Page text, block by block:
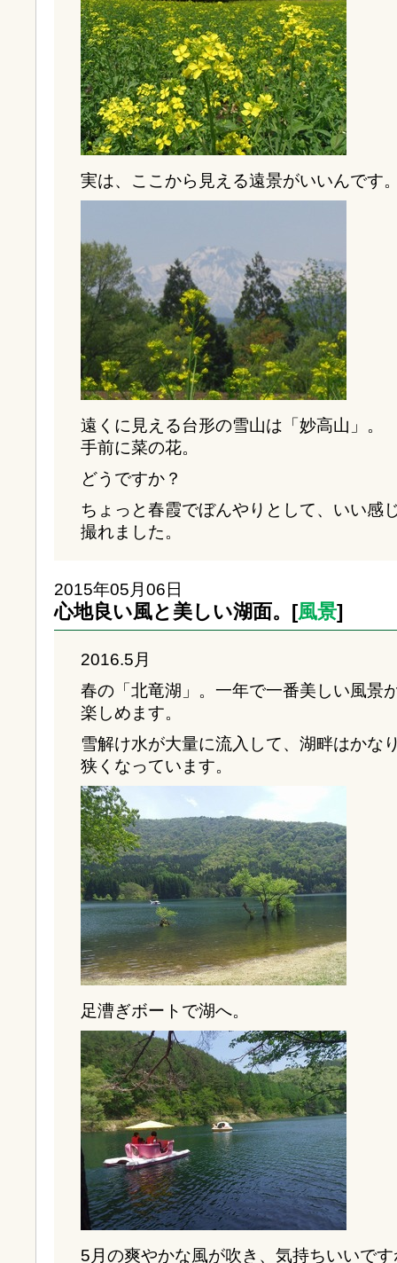
実は、ここから見える遠景がいいんです
遠くに見える台形の雪山は「妙高山」。
手前に菜の花。
どうですか？
ちょっと春霞でぼんやりとして、いい感
撮れました。
2015年05月06日
心地良い風と美しい湖面。[風景]
2016.5月
春の「北竜湖」。一年で一番美しい風景
楽しめます。
雪解け水が大量に流入して、湖畔はかな
狭くなっています。
足漕ぎボートで湖へ。
5月の爽やかな風が吹き、気持ちいいで